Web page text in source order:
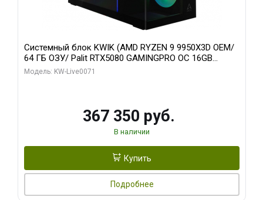
Системный блок KWIK (AMD RYZEN 9 9950X3D OEM/
64 ГБ ОЗУ/ Palit RTX5080 GAMINGPRO OC 16GB
GDDR7 256bit 3xDP HD/ 960 ГБ SSD)
Модель: KW-Live0071
367 350 руб.
В наличии
Купить
Подробнее